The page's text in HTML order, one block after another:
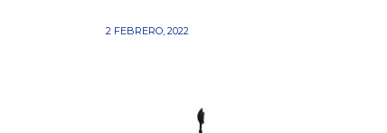
2 FEBRERO, 2022